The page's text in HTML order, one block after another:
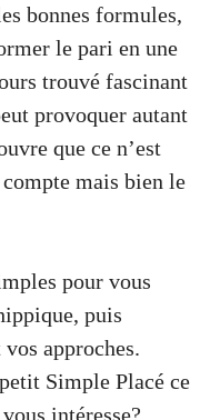
bonnes formules,
le pari en une
trouvé fascinant
provoquer autant
que ce n’est
mais bien le
pour vous
puis
approches.
Simple Placé ce
intéresse?